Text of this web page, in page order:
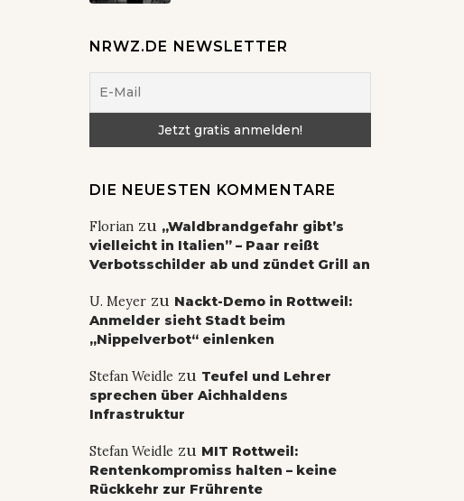
NRWZ.DE NEWSLETTER
DIE NEUESTEN KOMMENTARE
Florianzu „Waldbrandgefahr gibt’s
vielleicht in Italien” – Paar reißt
Verbotsschilder ab und zündet Grill an
U. Meyerzu Nackt-Demo in Rottweil:
Anmelder sieht Stadt beim
„Nippelverbot“ einlenken
Stefan Weidle zu Teufel und Lehrer
sprechen über Aichhaldens
Infrastruktur
Stefan Weidle zu MIT Rottweil:
Rentenkompromiss halten – keine
Rückkehr zur Frührente